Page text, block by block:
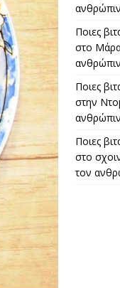
Ποιες
στο
Ποιες
στην
Ποιες
στο
τον